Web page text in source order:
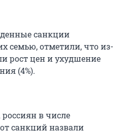
санкции
семью, отметили, что из-
рост цен и ухудшение
(4%).
в числе
санкций назвали